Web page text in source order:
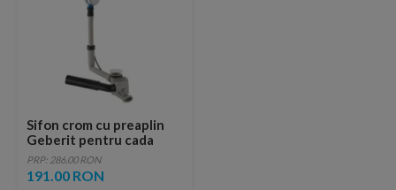
Sifon crom cu preaplin
Geberit pentru cada
PRP: 286.00 RON
191.00 RON